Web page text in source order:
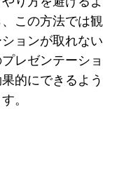
この方法では観
ョンが取れない
レゼンテーショ
的にできるよう
。